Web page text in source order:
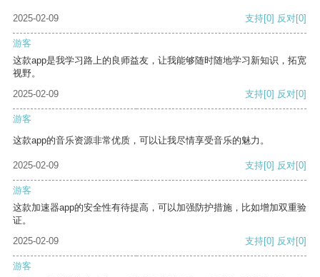
2025-02-09 支持[0] 反对[0]
游客
这款app是我学习路上的良师益友，让我能够随时随地学习新知识，拓宽
视野。
2025-02-09
支持[0] 反对[0]
游客
这款app的音乐资源非常优质，可以让我尽情享受音乐的魅力。
2025-02-09 支持[0] 反对[0]
游客
这款加速器app的安全性有待提高，可以加强防护措施，比如增加双重验
证。
2025-02-09
支持[0] 反对[0]
游客